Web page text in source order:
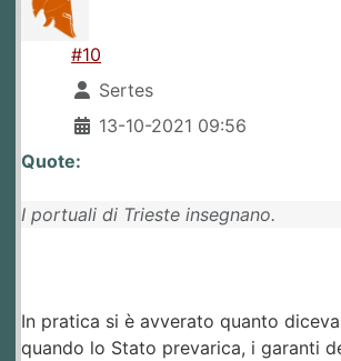
#10
Sertes
13-10-2021 09:56
Quote:
I portuali di Trieste insegnano.
In pratica si è avverato quanto
quando lo Stato prevarica, i garanti